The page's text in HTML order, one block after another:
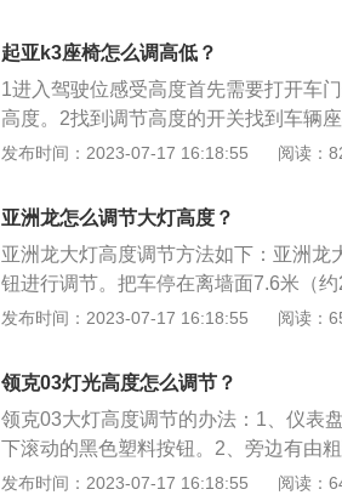
起亚k3座椅怎么调高低？
1进入驾驶位感受高度首先需要打开车
高度。2找到调节高度的开关找到车辆
边的侧面。3找到合适自己的高度侧方
高度拉起侧面的这个开关调节座椅的靠
得到一个自身开车最舒服的姿态。
发布时间：2023-07-17 16:18:55 阅读：
亚洲龙怎么调节大灯高度？
亚洲龙大灯高度调节方法如下：亚洲
钮进行调节。把车停在离墙面7.6米（
打灯，并根据灯光在墙上的投影实时调
6600转每分钟，最大扭矩转速为4400
技术和混合喷射技术，并且使用了铝合
速箱。
发布时间：2023-07-17 16:18:55 阅读：
领克03灯光高度怎么调节？
领克03大灯高度调节的办法：1、仪表
下滚动的黑色塑料按钮。2、旁边有由
度。3、数值越大灯光光束越高，越容
发布时间：2023-07-17 16:18:55 阅读：